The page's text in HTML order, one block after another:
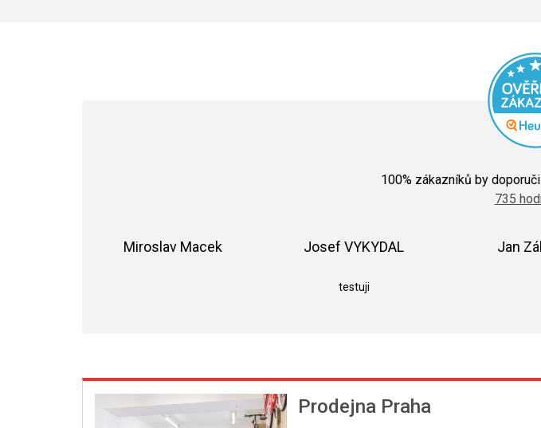
100% zákazníků by
735
Miroslav Macek Josef VYKYDAL
testuji
Jan
Prodejna Praha